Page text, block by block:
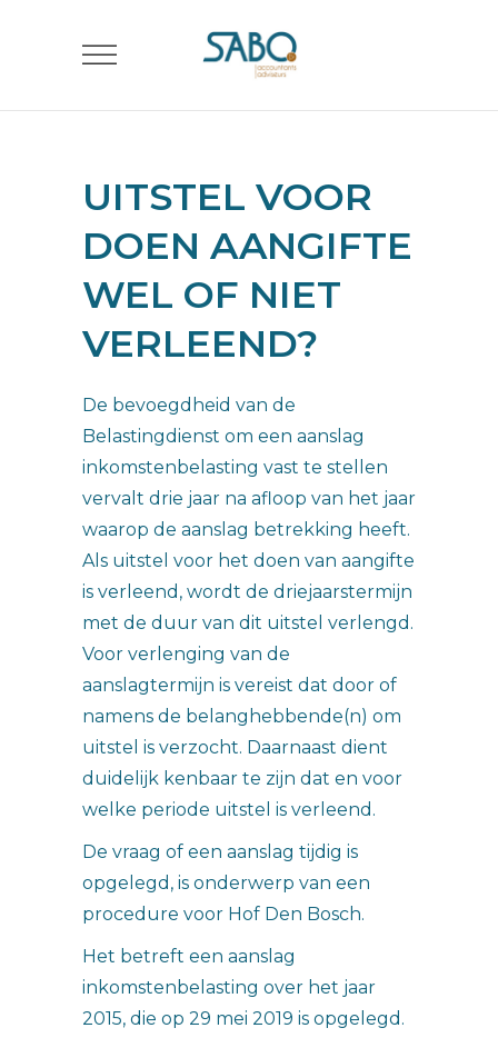
UITSTEL VOOR
DOEN AANGIFTE
WEL OF NIET
VERLEEND?
De bevoegdheid van de
Belastingdienst om een aanslag
inkomstenbelasting vast te stellen
vervalt drie jaar na afloop van het jaar
waarop de aanslag betrekking heeft.
Als uitstel voor het doen van aangifte
is verleend, wordt de driejaarstermijn
met de duur van dit uitstel verlengd.
Voor verlenging van de
aanslagtermijn is vereist dat door of
namens de belanghebbende(n) om
uitstel is verzocht. Daarnaast dient
duidelijk kenbaar te zijn dat en voor
welke periode uitstel is verleend.
De vraag of een aanslag tijdig is
opgelegd, is onderwerp van een
procedure voor Hof Den Bosch.
Het betreft een aanslag
inkomstenbelasting over het jaar
2015, die op 29 mei 2019 is opgelegd.